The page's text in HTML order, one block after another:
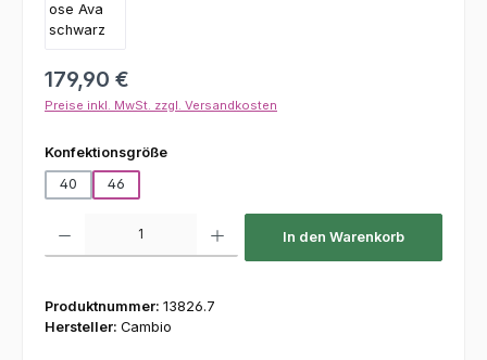
Regulärer Preis:
179,90 €
Preise inkl. MwSt. zzgl. Versandkosten
Konfektionsgrößeauswählen
40
46
In den Warenkorb
Produktnummer: 13826.7
Hersteller: Cambio